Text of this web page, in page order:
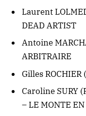
Laurent
DEAD ARTIST
Antoine
ARBITRAIRE
Gilles ROCHIER
Caroline SURY
– LE MONTE EN